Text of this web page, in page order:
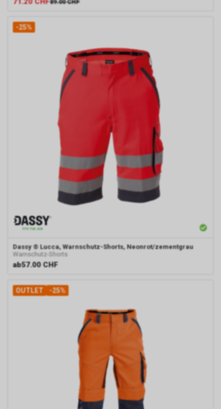
89.00 CHF
-25%
Dassy ® Lucca, Warnschutz-Shorts, Neonrot/zementgrau
Warnschutz-Shorts
ab57.00 CHF
OUTLET -25%